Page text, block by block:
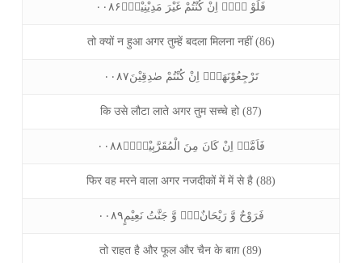
فَلَوْ لَاۤ اِنْ كُنْتُمْ غَيْرَ مَدِيْنِيْنَۙ۰۰۸۶
तो क्यों न हुआ अगर तुम्हें बदला मिलना नहीं (86)
تَرْجِعُوْنَهَاۤ۠ اِنْ كُنْتُمْ صٰدِقِيْنَ۰۰۸۷
कि उसे लौटा लाते अगर तुम सच्चे हो (87)
فَاَمَّاۤ اِنْ كَانَ مِنَ الْمُقَرَّبِيْنَ۠ۙ۰۰۸۸
फिर वह मरने वाला अगर नजदीकों में में से है (88)
فَرَوْحٌ وَّ رَيْحَانٌ١ۙ۬ وَّ جَنَّتُ نَعِيْمٍ۰۰۸۹
तो राहत है और फूल और चैन के बाग़ (89)